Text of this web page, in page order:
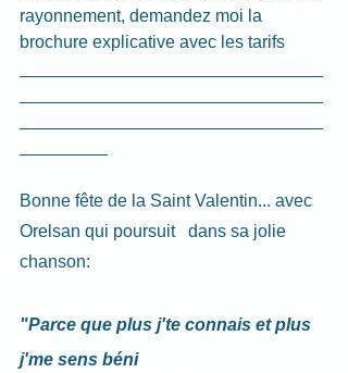
rayonnement, demandez moi la
brochure explicative avec les tarifs
Bonne fête de la Saint Valentin... avec
Orelsan qui poursuit   dans sa jolie
chanson:
"Parce que plus j'te connais et plus
j'me sens béni